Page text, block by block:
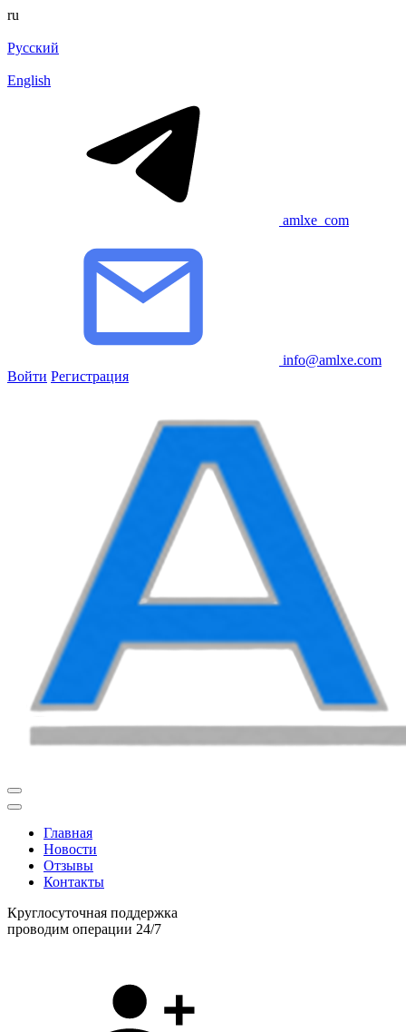
ru
Русский
English
amlxe_com
info@amlxe.com
Войти Регистрация
Главная
Новости
Отзывы
Контакты
Круглосуточная поддержка
проводим операции 24/7